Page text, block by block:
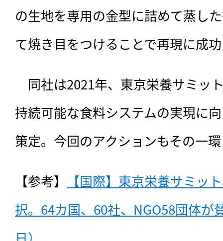
の生地を専用の金型に詰めて蒸し
て焼き目をつけることで再現に成
同社は2021年、東京栄養サミッ
持続可能な食料システムの実現に
策定。今回のアクションもその一
【参考】
【国際】東京栄養サミッ
択。64カ国、60社、NGO58団体が
日）